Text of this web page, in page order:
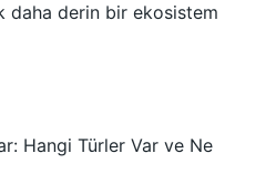
daha derin bir ekosistem
Hangi Türler Var ve Ne